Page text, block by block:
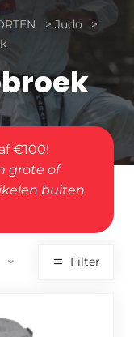
> Judo
>
€100!
grote of
buiten
Filter